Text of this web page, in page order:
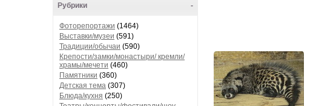
-
Рубрики
Фоторепортажи (1464)
Выставки/музеи (591)
Традиции/обычаи (590)
Крепости/замки/монастыри/ кремли/
храмы/мечети (460)
Памятники (360)
Детская тема (307)
Блюда/кухня (250)